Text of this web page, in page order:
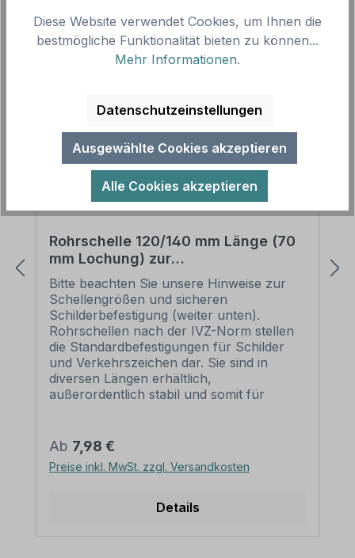
Rohrschelle 120/140 mm Länge (70
mm Lochung) zur
Schilderbefestigung
Bitte beachten Sie unsere Hinweise zur
Schellengrößen und sicheren
Schilderbefestigung (weiter unten).
Rohrschellen nach der IVZ-Norm stellen
die Standardbefestigungen für Schilder
und Verkehrszeichen dar. Sie sind in
diversen Längen erhältlich,
außerordentlich stabil und somit für
eine sichere Befestigung von Schildern mit
einer Höhe über 200 mm werden zwei
Rohrschellen benötigt. Merkmale dieser
Norm: nach IVZ Material: Stahl,
Verschrauben Schellenlänge: ca. 120
Regulärer Preis:
Ab 7,98 €
Preise inkl. MwSt. zzgl. Versandkosten
Details
Diese Website verwendet Cookies, um Ihnen die
bestmögliche Funktionalität bieten zu können...
Mehr Informationen.
Datenschutzeinstellungen
Ausgewählte Cookies akzeptieren
Alle Cookies akzeptieren